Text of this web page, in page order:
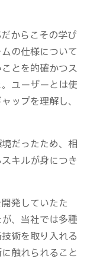
からこその学び
の仕様について
とを的確かつス
ユーザーとは使
ップを理解し、
だったため、相
キルが身につき
発していたた
、当社では多種
術を取り入れる
触れられること